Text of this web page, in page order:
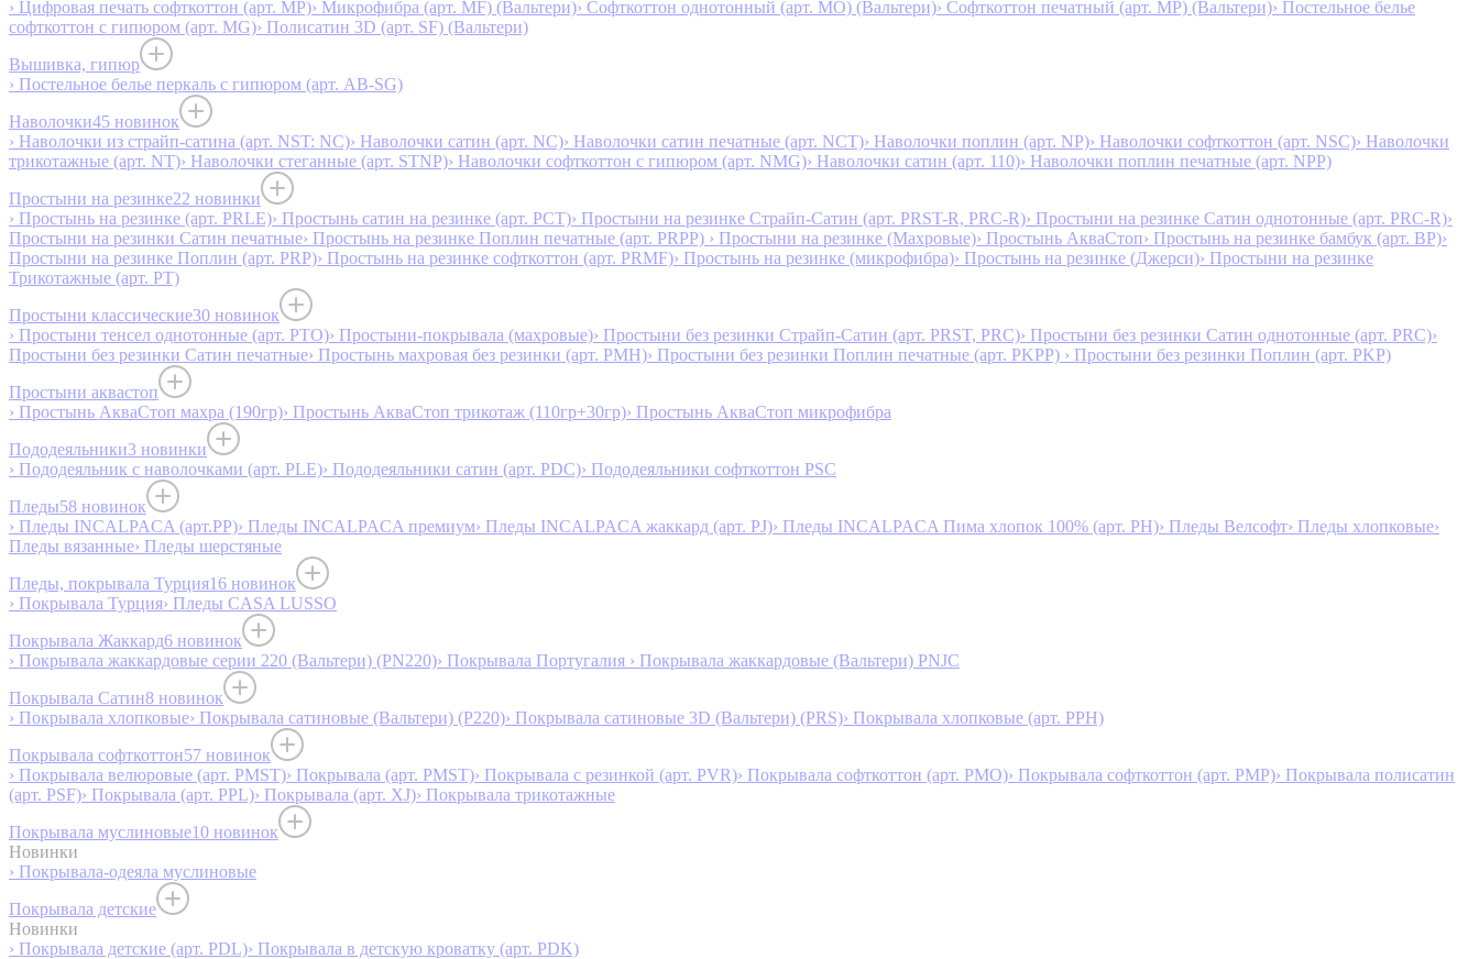
› Цифровая печать софткоттон (арт. MP)› Микрофибра (арт. MF) (Вальтери)› Софткоттон однотонный (арт. MO) (Вальтери)› Софткоттон печатный (арт. MР) (Вальтери)› Постельное белье
софткоттон с гипюром (арт. MG)› Полисатин 3D (арт. SF) (Вальтери)
Вышивка, гипюр
› Постельное белье перкаль с гипюром (арт. AB-SG)
Наволочки45 новинок
› Наволочки из страйп-сатина (арт. NST: NC)› Наволочки сатин (арт. NC)› Наволочки сатин печатные (арт. NCT)› Наволочки поплин (арт. NP)› Наволочки софткоттон (арт. NSC)› Наволочки
трикотажные (арт. NT)› Наволочки стеганные (арт. STNP)› Наволочки софткоттон с гипюром (арт. NMG)› Наволочки сатин (арт. 110)› Наволочки поплин печатные (арт. NPP)
Простыни на резинке22 новинки
› Простынь на резинке (арт. PRLE)› Простынь сатин на резинке (арт. PCT)› Простыни на резинке Страйп-Сатин (арт. PRST-R, PRC-R)› Простыни на резинке Сатин однотонные (арт. PRC-R)›
Простыни на резинки Сатин печатные› Простынь на резинке Поплин печатные (арт. PRPP) › Простыни на резинке (Махровые)› Простынь АкваСтоп› Простынь на резинке бамбук (арт. BP)›
Простыни на резинке Поплин (арт. PRP)› Простынь на резинке софткоттон (арт. PRMF)› Простынь на резинке (микрофибра)› Простынь на резинке (Джерси)› Простыни на резинке
Трикотажные (арт. РТ)
Простыни классические30 новинок
› Простыни тенсел однотонные (арт. PTO)› Простыни-покрывала (махровые)› Простыни без резинки Страйп-Сатин (арт. PRST, PRC)› Простыни без резинки Сатин однотонные (арт. PRC)›
Простыни без резинки Сатин печатные› Простынь махровая без резинки (арт. PMH)› Простыни без резинки Поплин печатные (арт. PKPP) › Простыни без резинки Поплин (арт. PKP)
Простыни аквастоп
› Простынь АкваСтоп махра (190гр)› Простынь АкваСтоп трикотаж (110гр+30гр)› Простынь АкваСтоп микрофибра
Пододеяльники3 новинки
› Пододеяльник с наволочками (арт. PLE)› Пододеяльники сатин (арт. PDC)› Пододеяльники софткоттон PSC
Пледы58 новинок
› Пледы INCALPACA (арт.PP)› Пледы INCALPACA премиум› Пледы INCALPACA жаккард (арт. PJ)› Пледы INCALPACA Пима хлопок 100% (арт. PH)› Пледы Велсофт› Пледы хлопковые›
Пледы вязанные› Пледы шерстяные
Пледы, покрывала Турция16 новинок
› Покрывала Турция› Пледы CASA LUSSO
Покрывала Жаккард6 новинок
› Покрывала жаккардовые серии 220 (Вальтери) (PN220)› Покрывала Португалия › Покрывала жаккардовые (Вальтери) PNJC
Покрывала Сатин8 новинок
› Покрывала хлопковые› Покрывала сатиновые (Вальтери) (P220)› Покрывала сатиновые 3D (Вальтери) (PRS)› Покрывала хлопковые (арт. PPH)
Покрывала софткоттон57 новинок
› Покрывала велюровые (арт. PMST)› Покрывала (арт. PMST)› Покрывала с резинкой (арт. PVR)› Покрывала софткоттон (арт. PMO)› Покрывала софткоттон (арт. PMP)› Покрывала полисатин
(арт. PSF)› Покрывала (арт. PPL)› Покрывала (арт. XJ)› Покрывала трикотажные
Покрывала муслиновые10 новинок
Новинки
› Покрывала-одеяла муслиновые
Покрывала детские
Новинки
› Покрывала детские (арт. PDL)› Покрывала в детскую кроватку (арт. PDK)